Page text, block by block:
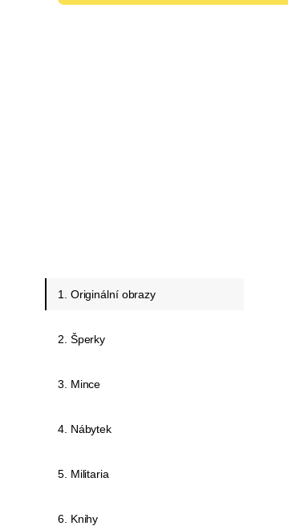
1. Originální obrazy
2. Šperky
3. Mince
4. Nábytek
5. Militaria
6. Knihy